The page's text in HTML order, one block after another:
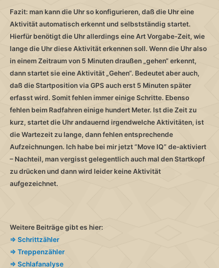
Fazit: man kann die Uhr so konfigurieren, daß die Uhr eine
Aktivität automatisch erkennt und selbstständig startet.
Hierfür benötigt die Uhr allerdings eine Art Vorgabe-Zeit, wie
lange die Uhr diese Aktivität erkennen soll. Wenn die Uhr also
in einem Zeitraum von 5 Minuten draußen „gehen“ erkennt,
dann startet sie eine Aktivität „Gehen“. Bedeutet aber auch,
daß die Startposition via GPS auch erst 5 Minuten später
erfasst wird. Somit fehlen immer einige Schritte. Ebenso
fehlen beim Radfahren einige hundert Meter. Ist die Zeit zu
kurz, startet die Uhr andauernd irgendwelche Aktivitäten, ist
die Wartezeit zu lange, dann fehlen entsprechende
Aufzeichnungen. Ich habe bei mir jetzt “Move IQ” de-aktiviert
– Nachteil, man vergisst gelegentlich auch mal den Startkopf
zu drücken und dann wird leider keine Aktivität
aufgezeichnet.
Weitere Beiträge gibt es hier:
=> Schrittzähler
=> Treppenzähler
=> Schlafanalyse